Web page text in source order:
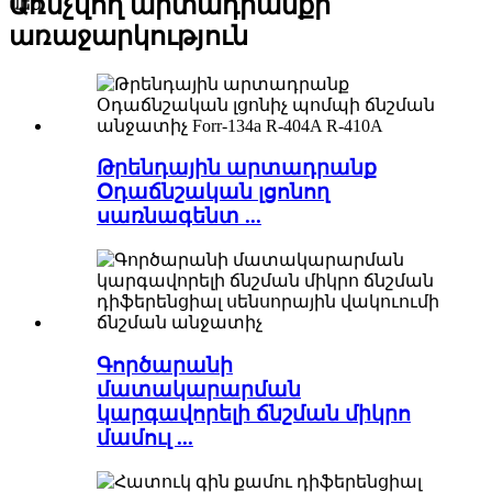
առաջարկություն
Թրենդային արտադրանք
Օդաճնշական լցոնող
սառնագենտ ...
Գործարանի
մատակարարման
կարգավորելի ճնշման միկրո
մամուլ ...